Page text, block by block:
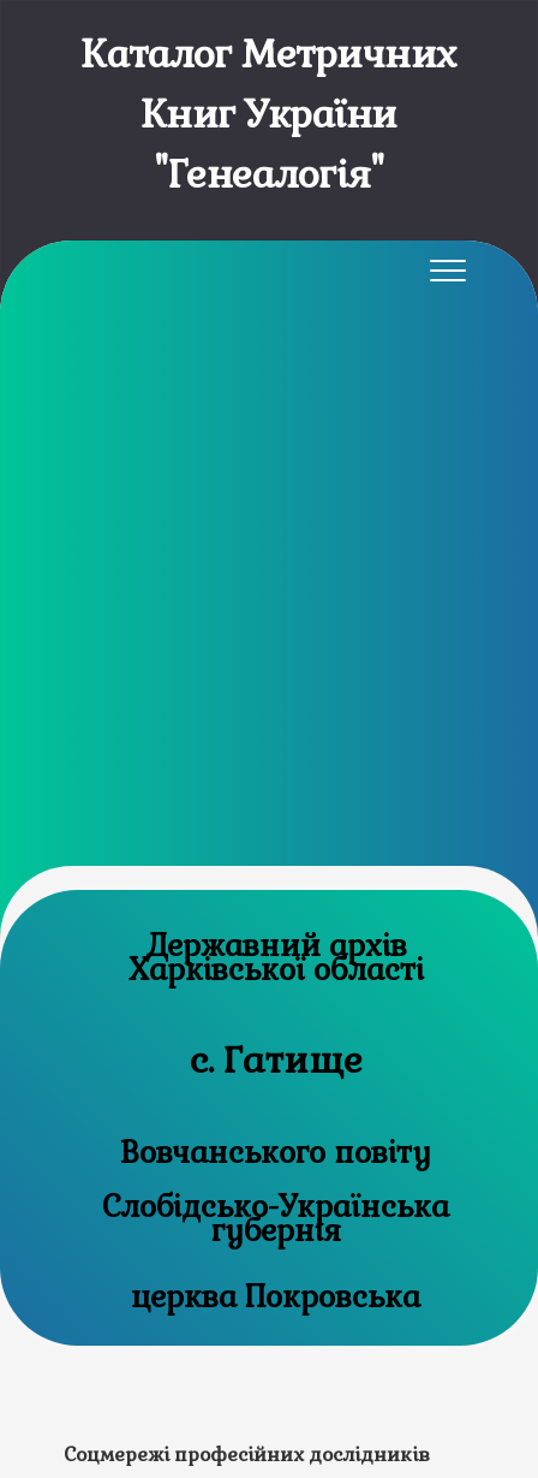
Каталог Метричних
Книг України
"Генеалогія"
Державний архів
Харківської області
с. Гатище
Вовчанського повіту
Слобідсько-Українська
губернія
церква Покровська
Соцмережі професійних дослідників